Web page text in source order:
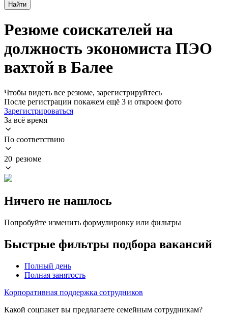
Найти
Резюме соискателей на
должность экономиста ПЭО
вахтой в Балее
Чтобы видеть все резюме, зарегистрируйтесь
После регистрации покажем ещё 3 и откроем фото
Зарегистрироваться
За всё время
По соответствию
20 резюме
Ничего не нашлось
Попробуйте изменить формулировку или фильтры
Быстрые фильтры подбора вакансий
Полный день
Полная занятость
Корпоративная поддержка сотрудников
Какой соцпакет вы предлагаете семейным сотрудникам?